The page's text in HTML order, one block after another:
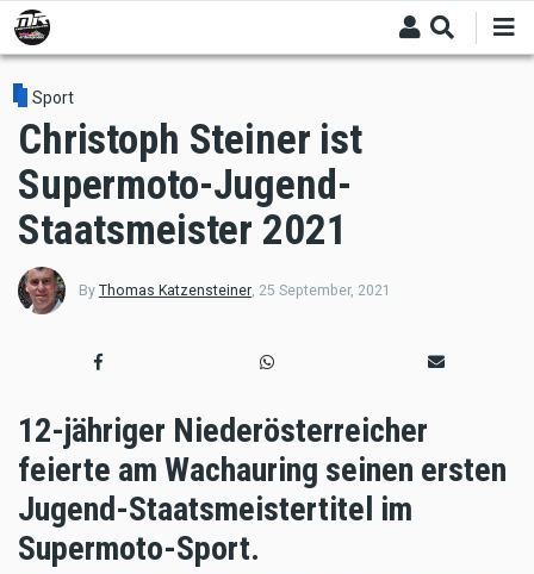
Skip
to
main
content
Sport
Christoph Steiner ist
Supermoto-Jugend-
Staatsmeister 2021
By Thomas Katzensteiner, 25 September, 2021
12-jähriger Niederösterreicher
feierte am Wachauring seinen ersten
Jugend-Staatsmeistertitel im
Supermoto-Sport.